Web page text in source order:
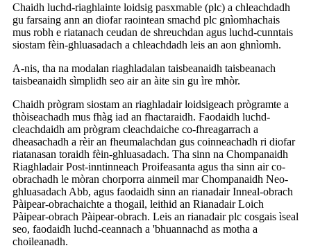
Chaidh luchd-riaghlainte loidsig pasxmable (plc) a chleachdadh
gu farsaing ann an diofar raointean smachd plc gnìomhachais
mus robh e riatanach ceudan de shreuchdan agus luchd-cunntais
siostam fèin-ghluasadach a chleachdadh leis an aon ghnìomh.
A-nis, tha na modalan riaghladalan taisbeanaidh taisbeanach
taisbeanaidh sìmplidh seo air an àite sin gu ìre mhòr.
Chaidh prògram siostam an riaghladair loidsigeach prògramte a
thòiseachadh mus fhàg iad an fhactaraidh. Faodaidh luchd-
cleachdaidh am prògram cleachdaiche co-fhreagarrach a
dheasachadh a rèir an fheumalachdan gus coinneachadh ri diofar
riatanasan toraidh fèin-ghluasadach. Tha sinn na Chompanaidh
Riaghladair Post-inntinneach Proifeasanta agus tha sinn air co-
obrachadh le mòran chorporra ainmeil mar Chompanaidh Neo-
ghluasadach Abb, agus faodaidh sinn an rianadair Inneal-obrach
Pàipear-obrachaichte a thogail, leithid an Rianadair Loich
Pàipear-obrach Pàipear-obrach. Leis an rianadair plc cosgais ìseal
seo, faodaidh luchd-ceannach a 'bhuannachd as motha a
choileanadh.